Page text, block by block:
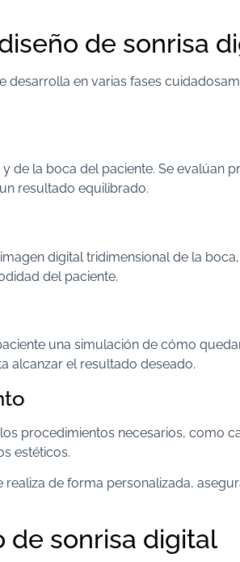
de sonrisa
desarrolla en varias fases
de la boca del paciente. Se evalúan
resultado equilibrado.
digital tridimensional de la
del paciente.
una simulación de cómo
alcanzar el resultado deseado.
procedimientos necesarios, como
estéticos.
realiza de forma personalizada,
de sonrisa digital